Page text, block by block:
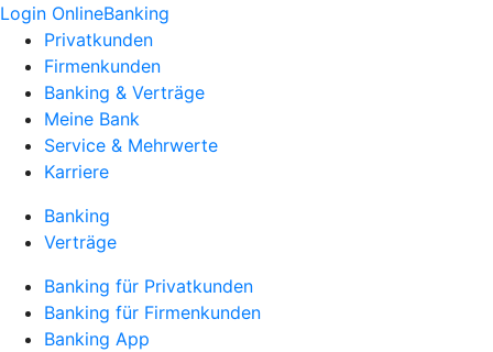
Login OnlineBanking
Privatkunden
Firmenkunden
Banking & Verträge
Meine Bank
Service & Mehrwerte
Karriere
Banking
Verträge
Banking für Privatkunden
Banking für Firmenkunden
Banking App